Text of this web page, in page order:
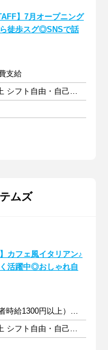
】7月オープニング
徒歩スグ◎SNSで話
支給
週3日以上 1日6時間以上 シフト自由・自己申告
ムズ
カフェ風イタリアン♪
活躍中◎おしゃれ自
時給1250円以上（経験者時給1300円以上）＋交通費支給
週1日以上 1日3時間以上 シフト自由・自己申告